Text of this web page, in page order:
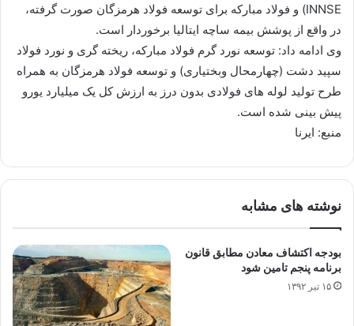
INNSE) و فولاد مبارکه برای توسعه فولاد هرمزگان صورت گرفته،
در واقع از پوشش بیمه ساچه ایتالیا برخوردار است.
وی ادامه داد: توسعه نورد گرم فولاد مبارکه، ریخته گری و نورد فولاد
سپید دشت (چهارمحال وبختیاری) و توسعه فولاد هرمزگان به همراه
طرح تولید لوله های فولادی بدون درز به ارزش کل یک میلیارد یورو
پیش بینی شده است.
منبع: ایرنا
نوشته های مشابه
بودجه اکتشاف معادن مطابق قانون
برنامه پنجم تامین شود
۱۵ تیر ۱۳۹۲